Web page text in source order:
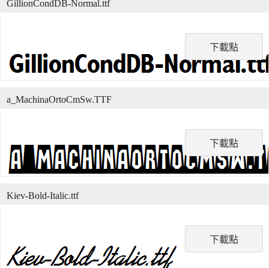
下載點
GillionCondDB-Normal.ttf
下載點
a_MachinaOrtoCmSw.TTF
下載點
Kiev-Bold-Italic.ttf